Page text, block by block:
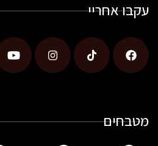
עקבו אחריי
מטבחים